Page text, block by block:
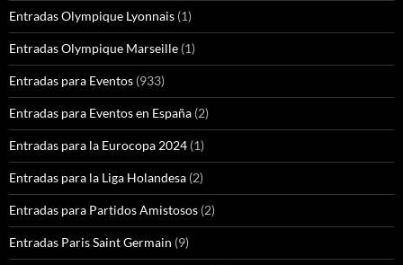
Entradas Olympique Lyonnais (1)
Entradas Olympique Marseille (1)
Entradas para Eventos (933)
Entradas para Eventos en España (2)
Entradas para la Eurocopa 2024 (1)
Entradas para la Liga Holandesa (2)
Entradas para Partidos Amistosos (2)
Entradas Paris Saint Germain (9)